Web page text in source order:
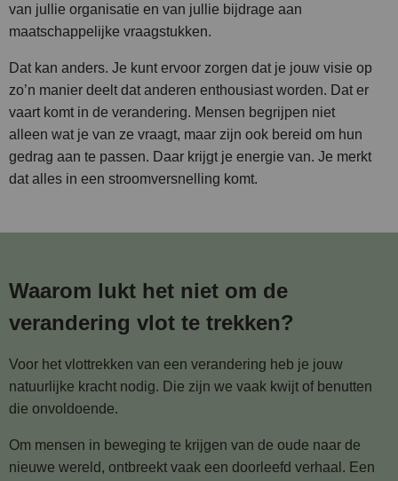
van jullie organisatie en van jullie bijdrage aan
maatschappelijke vraagstukken.
Dat kan anders. Je kunt ervoor zorgen dat je jouw visie op
zo’n manier deelt dat anderen enthousiast worden. Dat er
vaart komt in de verandering. Mensen begrijpen niet
alleen wat je van ze vraagt, maar zijn ook bereid om hun
gedrag aan te passen. Daar krijgt je energie van. Je merkt
dat alles in een stroomversnelling komt.
Waarom lukt het niet om de
verandering vlot te trekken?
Voor het vlottrekken van een verandering heb je jouw
natuurlijke kracht nodig. Die zijn we vaak kwijt of benutten
die onvoldoende.
Om mensen in beweging te krijgen van de oude naar de
nieuwe wereld, ontbreekt vaak een doorleefd verhaal. Een